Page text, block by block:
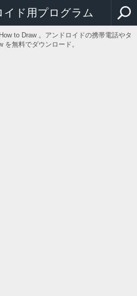
イド用プログラム
to Draw 。アンドロイドの携帯電話やタ
を無料でダウンロード。